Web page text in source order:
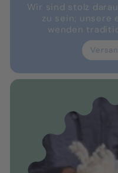
Wir sind stolz
zu sein; unsere
wenden